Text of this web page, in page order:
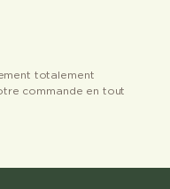
totalement
commande en tout